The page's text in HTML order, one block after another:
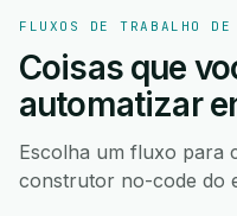
FLUXOS DE TRABALHO DE
Coisas que
automatizar
Escolha um fluxo para
construtor no-code do